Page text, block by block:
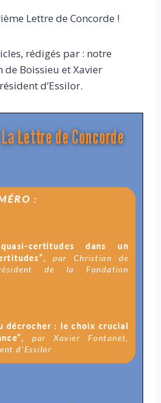
Lettre de Concorde !
rédigés par : notre
de Boissieu et Xavier
d’Essilor.